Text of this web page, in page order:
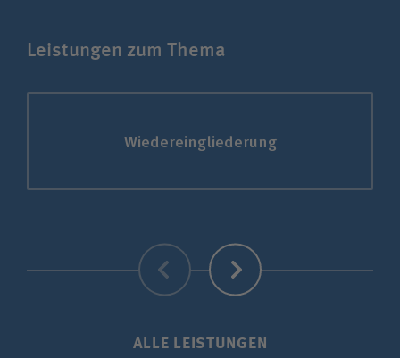
Leistungen zum Thema
Wiedereingliederung
Zurück Weiter
ALLE LEISTUNGEN